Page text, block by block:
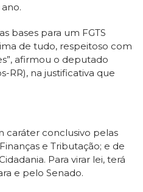
bases para um FGTS
de tudo, respeitoso com
afirmou o deputado
RR), na justificativa que
caráter conclusivo pelas
e Tributação; e de
Para virar lei, terá
e pelo Senado.